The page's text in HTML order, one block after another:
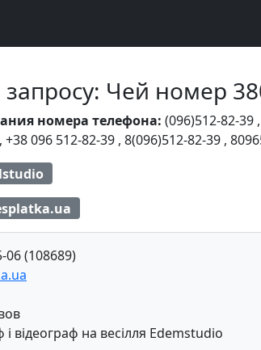
запросу: Чей номер
номера телефона: (096)512-82-39 ,
, +38 096 512-82-39 , 8(096)512-82-39 ,
06 (108689)
відеограф на весілля Edemstudio